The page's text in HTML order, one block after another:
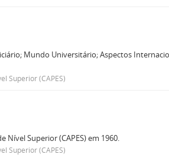
Mundo Universitário; Aspectos
Superior (CAPES)
Nível Superior (CAPES) em 1960.
Superior (CAPES)